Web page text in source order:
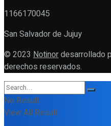
1166170045
San Salvador de Jujuy
© 2023 Notinordesarrollado
derechos reservados.
No Result
View All Result